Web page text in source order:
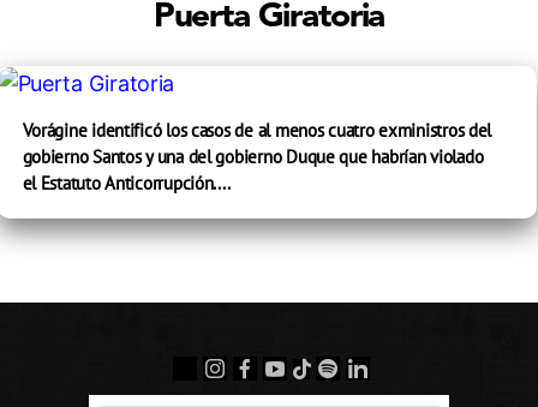
Puerta Giratoria
Vorágine identificó los casos de al menos cuatro exministros del
gobierno Santos y una del gobierno Duque que habrían violado
el Estatuto Anticorrupción....